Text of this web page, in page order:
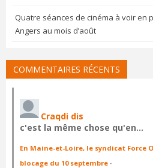
Quatre séances de cinéma à voir en
Angers au mois d’août
COMMENTAIRES RÉCENTS
Craqdi dis
c'est la même chose qu'en…
En Maine-et-Loire, le syndicat Force
blocage du 10 septembre ·